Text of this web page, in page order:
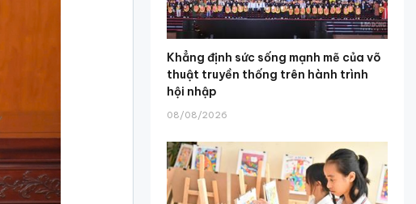
Khẳng định sức sống mạnh mẽ của võ
thuật truyền thống trên hành trình
hội nhập
08/08/2026